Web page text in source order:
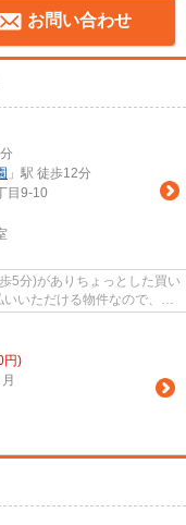
お問い合わせ
」駅 徒歩12分
目9-10
5分)がありちょっとした買い
いただける物件なので、支
円)